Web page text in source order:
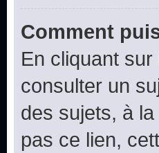
Comment
En cliquant
consulter un
des sujets, à
pas ce lien,